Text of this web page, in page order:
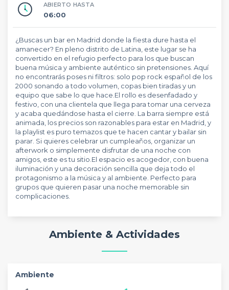
ABIERTO HASTA
06:00
¿Buscas un bar en Madrid donde la fiesta dure hasta el
amanecer? En pleno distrito de Latina, este lugar se ha
convertido en el refugio perfecto para los que buscan
buena música y ambiente auténtico sin pretensiones. Aquí
no encontrarás poses ni filtros: solo pop rock español de los
2000 sonando a todo volumen, copas bien tiradas y un
equipo que sabe lo que hace.El rollo es desenfadado y
festivo, con una clientela que llega para tomar una cerveza
y acaba quedándose hasta el cierre. La barra siempre está
animada, los precios son razonables para estar en Madrid, y
la playlist es puro temazos que te hacen cantar y bailar sin
parar. Si quieres celebrar un cumpleaños, organizar un
afterwork o simplemente disfrutar de una noche con
amigos, este es tu sitio.El espacio es acogedor, con buena
iluminación y una decoración sencilla que deja todo el
protagonismo a la música y al ambiente. Perfecto para
grupos que quieren pasar una noche memorable sin
complicaciones.
Ambiente & Actividades
Ambiente